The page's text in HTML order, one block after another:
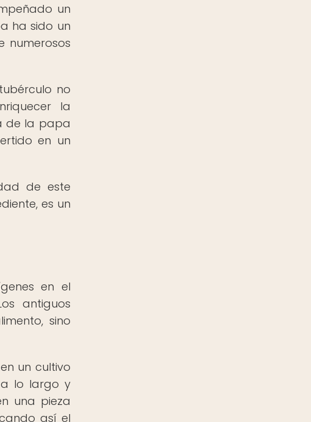
un
ha sido un
numerosos
no
la
de la papa
en un
de este
es un
en el
antiguos
sino
un cultivo
a lo largo y
una pieza
así el